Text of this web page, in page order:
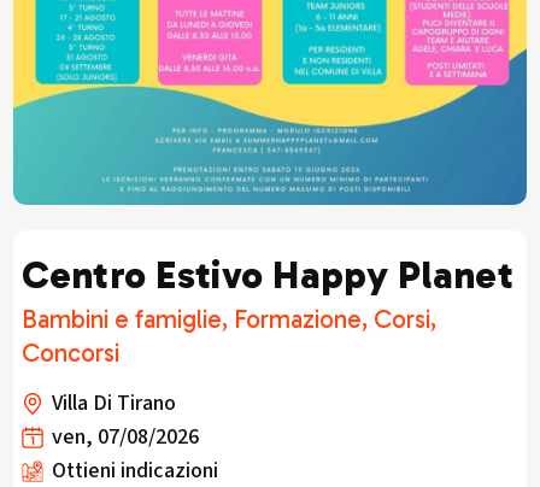
Centro Estivo Happy Planet
Bambini e famiglie, Formazione, Corsi,
Concorsi
Villa Di Tirano
ven, 07/08/2026
Ottieni indicazioni